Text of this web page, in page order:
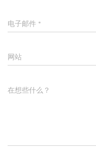
电子邮件 *
网站
在想些什么？